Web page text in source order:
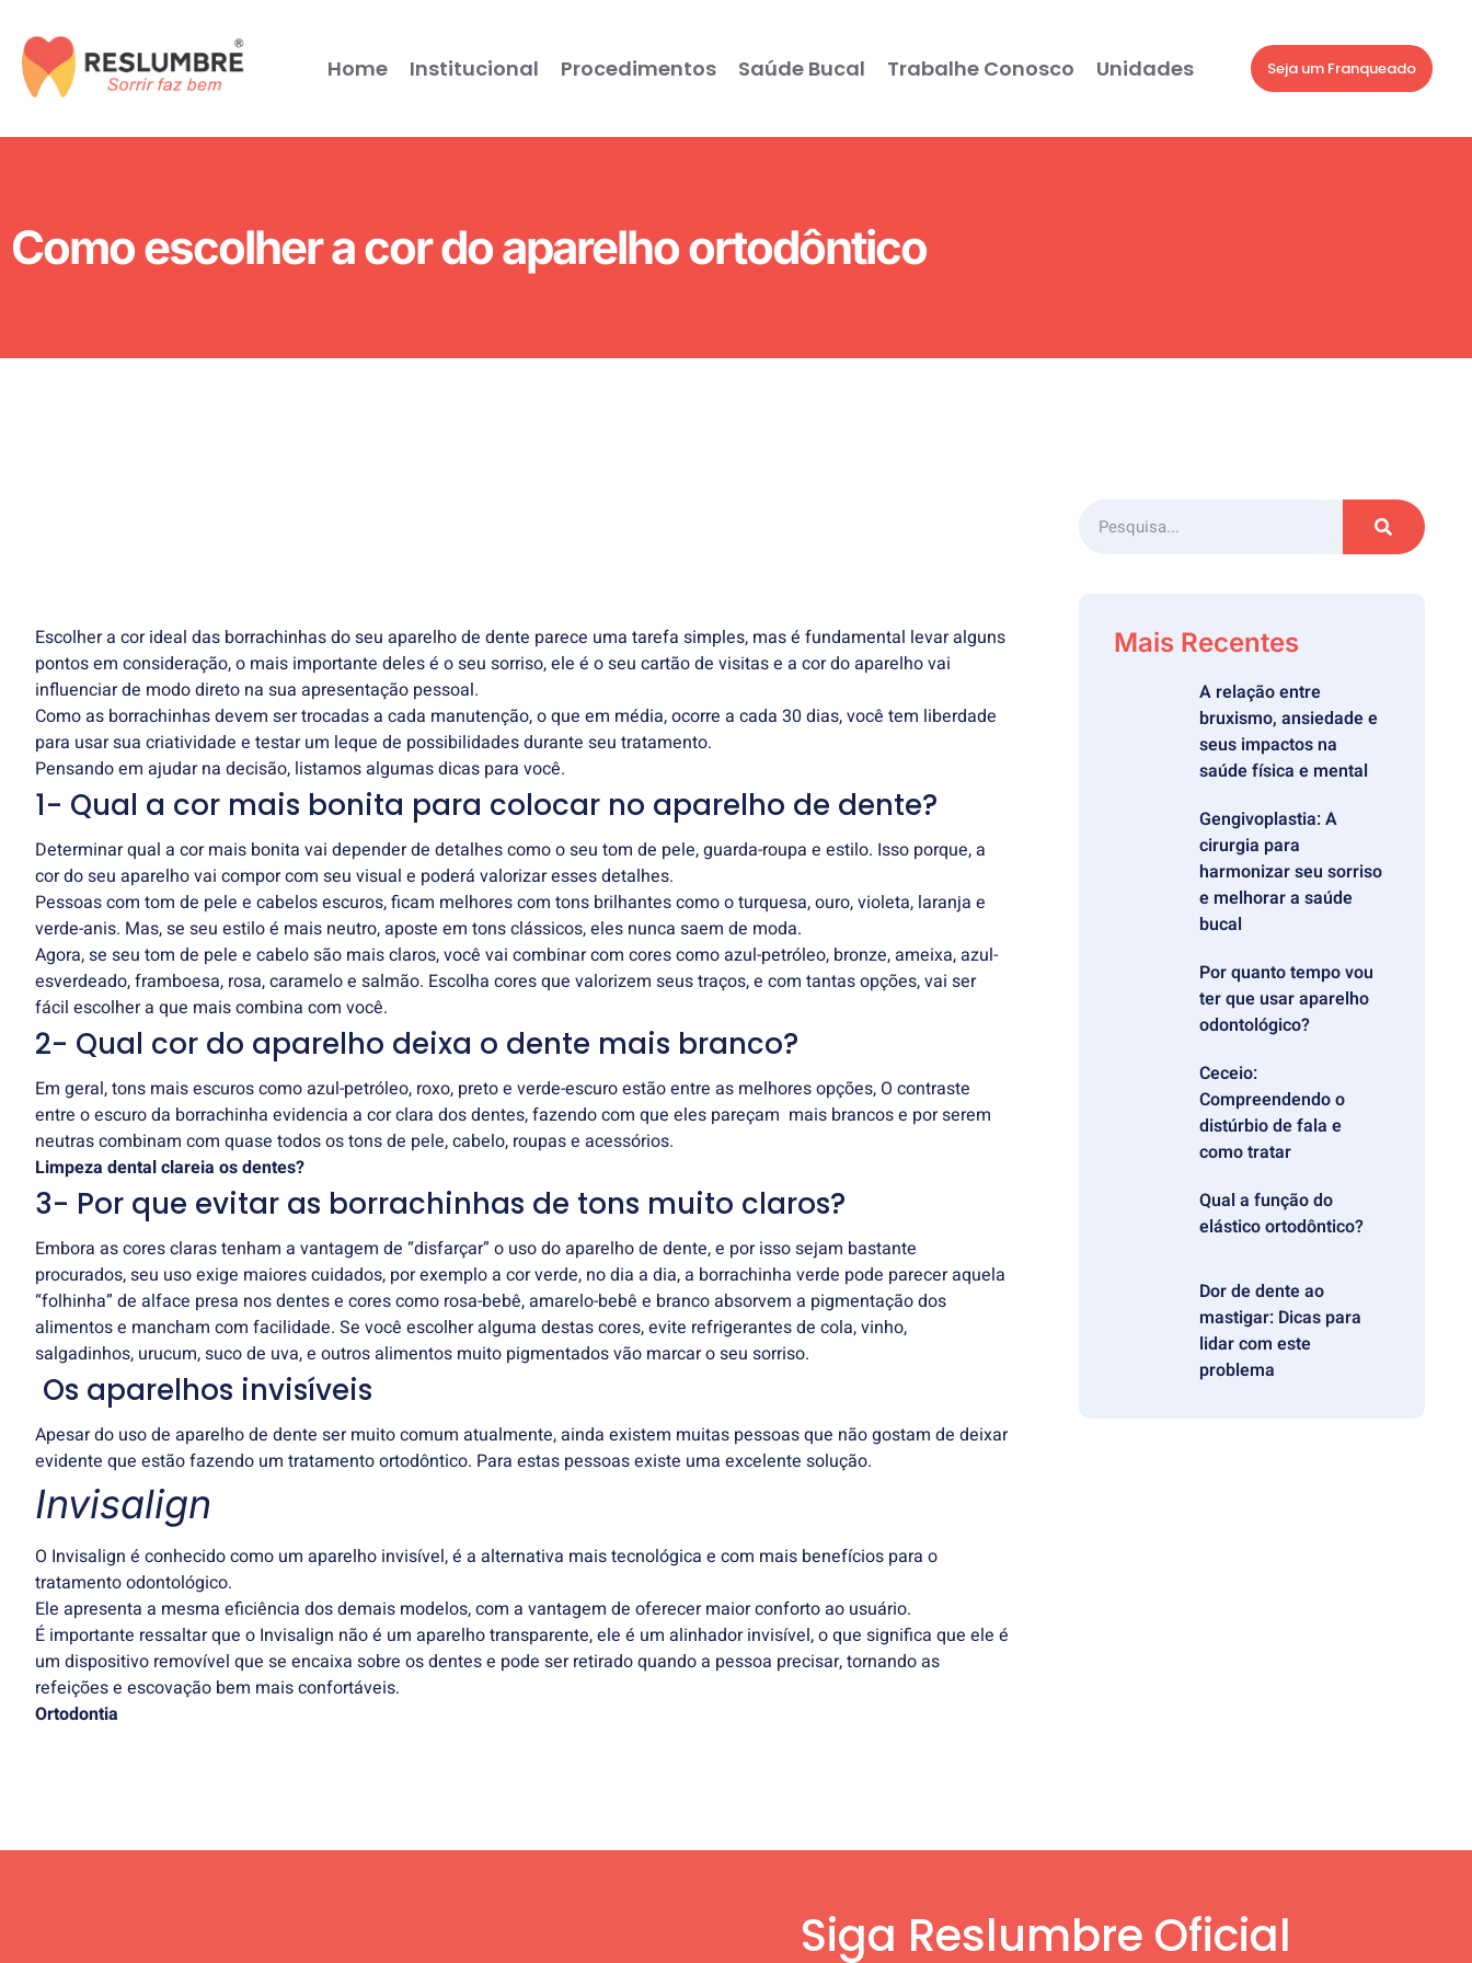
Home Institucional Procedimentos Saúde Bucal Trabalhe Conosco Unidades Seja um Franqueado
Como escolher a cor do aparelho ortodôntico
Escolher a cor ideal das borrachinhas do seu aparelho de dente parece uma tarefa simples, mas é fundamental levar alguns
pontos em consideração, o mais importante deles é o seu sorriso, ele é o seu cartão de visitas e a cor do aparelho vai
influenciar de modo direto na sua apresentação pessoal.
Como as borrachinhas devem ser trocadas a cada manutenção, o que em média, ocorre a cada 30 dias, você tem liberdade
para usar sua criatividade e testar um leque de possibilidades durante seu tratamento.
Pensando em ajudar na decisão, listamos algumas dicas para você.
1- Qual a cor mais bonita para colocar no aparelho de dente?
Determinar qual a cor mais bonita vai depender de detalhes como o seu tom de pele, guarda-roupa e estilo. Isso porque, a
cor do seu aparelho vai compor com seu visual e poderá valorizar esses detalhes.
Pessoas com tom de pele e cabelos escuros, ficam melhores com tons brilhantes como o turquesa, ouro, violeta, laranja e
verde-anis. Mas, se seu estilo é mais neutro, aposte em tons clássicos, eles nunca saem de moda.
Agora, se seu tom de pele e cabelo são mais claros, você vai combinar com cores como azul-petróleo, bronze, ameixa, azul-
esverdeado, framboesa, rosa, caramelo e salmão. Escolha cores que valorizem seus traços, e com tantas opções, vai ser
fácil escolher a que mais combina com você.
2- Qual cor do aparelho deixa o dente mais branco?
Em geral, tons mais escuros como azul-petróleo, roxo, preto e verde-escuro estão entre as melhores opções, O contraste
entre o escuro da borrachinha evidencia a cor clara dos dentes, fazendo com que eles pareçam mais brancos e por serem
neutras combinam com quase todos os tons de pele, cabelo, roupas e acessórios.
Limpeza dental clareia os dentes?
3- Por que evitar as borrachinhas de tons muito claros?
Embora as cores claras tenham a vantagem de “disfarçar” o uso do aparelho de dente, e por isso sejam bastante
procurados, seu uso exige maiores cuidados, por exemplo a cor verde, no dia a dia, a borrachinha verde pode parecer aquela
“folhinha” de alface presa nos dentes e cores como rosa-bebê, amarelo-bebê e branco absorvem a pigmentação dos
alimentos e mancham com facilidade. Se você escolher alguma destas cores, evite refrigerantes de cola, vinho,
salgadinhos, urucum, suco de uva, e outros alimentos muito pigmentados vão marcar o seu sorriso.
Os aparelhos invisíveis
Apesar do uso de aparelho de dente ser muito comum atualmente, ainda existem muitas pessoas que não gostam de deixar
evidente que estão fazendo um tratamento ortodôntico. Para estas pessoas existe uma excelente solução.
Invisalign
O Invisalign é conhecido como um aparelho invisível, é a alternativa mais tecnológica e com mais benefícios para o
tratamento odontológico.
Ele apresenta a mesma eficiência dos demais modelos, com a vantagem de oferecer maior conforto ao usuário.
É importante ressaltar que o Invisalign não é um aparelho transparente, ele é um alinhador invisível, o que significa que ele é
um dispositivo removível que se encaixa sobre os dentes e pode ser retirado quando a pessoa precisar, tornando as
refeições e escovação bem mais confortáveis.
Ortodontia
Mais Recentes
A relação entre
bruxismo, ansiedade e
seus impactos na
saúde física e mental
Gengivoplastia: A
cirurgia para
harmonizar seu sorriso
e melhorar a saúde
bucal
Por quanto tempo vou
ter que usar aparelho
odontológico?
Ceceio:
Compreendendo o
distúrbio de fala e
como tratar
Qual a função do
elástico ortodôntico?
Dor de dente ao
mastigar: Dicas para
lidar com este
problema
Siga Reslumbre Oficial